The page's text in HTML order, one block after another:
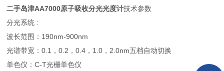
二手岛津AA7000原子吸收分光光度计技术参数
分光系统 :
波长范围：190nm-900nm
光谱带宽：0.1，0.2，0.4，1.0，2.0nm五档自动切换
单色仪：C-T光栅单色仪